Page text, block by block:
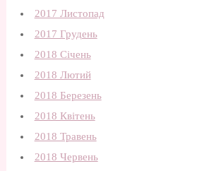
2017 Листопад
2017 Грудень
2018 Січень
2018 Лютий
2018 Березень
2018 Квітень
2018 Травень
2018 Червень